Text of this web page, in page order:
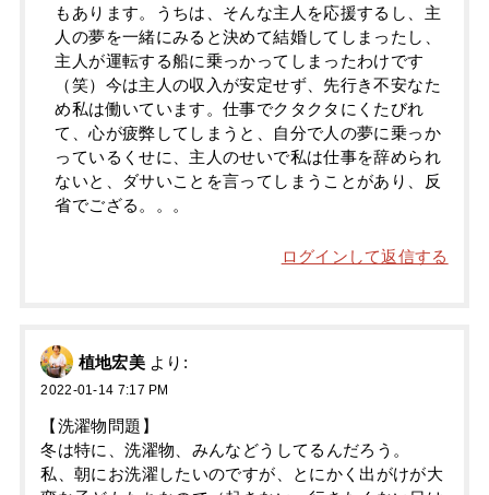
もあります。うちは、そんな主人を応援するし、主
人の夢を一緒にみると決めて結婚してしまったし、
主人が運転する船に乗っかってしまったわけです
（笑）今は主人の収入が安定せず、先行き不安なた
め私は働いています。仕事でクタクタにくたびれ
て、心が疲弊してしまうと、自分で人の夢に乗っか
っているくせに、主人のせいで私は仕事を辞められ
ないと、ダサいことを言ってしまうことがあり、反
省でござる。。。
ログインして返信する
植地宏美 より:
2022-01-14 7:17 PM
【洗濯物問題】
冬は特に、洗濯物、みんなどうしてるんだろう。
私、朝にお洗濯したいのですが、とにかく出がけが大